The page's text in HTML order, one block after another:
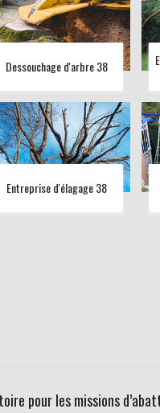
Dessouchage d'arbre 38
Entreprise d'élagage 38
pour les missions